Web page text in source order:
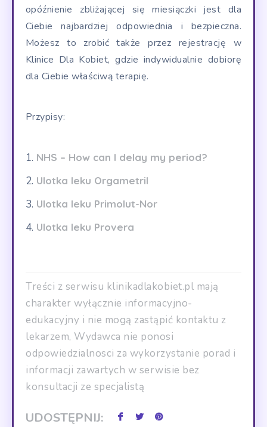
opóźnienie zbliżającej się miesiączki jest dla
Ciebie najbardziej odpowiednia i bezpieczna.
Możesz to zrobić także przez rejestrację w
Klinice Dla Kobiet, gdzie indywidualnie dobiorę
dla Ciebie właściwą terapię.
Przypisy:
NHS – How can I delay my period?
Ulotka leku Orgametril
Ulotka leku Primolut-Nor
Ulotka leku Provera
Treści z serwisu klinikadlakobiet.pl mają
charakter wyłącznie informacyjno-
edukacyjny i nie mogą zastąpić kontaktu z
lekarzem, Wydawca nie ponosi
odpowiedzialnosci za wykorzystanie porad i
informacji zawartych w serwisie bez
konsultacji ze specjalistą
UDOSTĘPNIJ: